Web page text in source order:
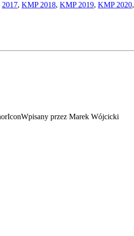
2017, KMP 2018, KMP 2019, KMP 2020,
Wpisany przez Marek Wójcicki